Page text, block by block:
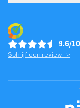
9.6/10
Schrijf een review ->